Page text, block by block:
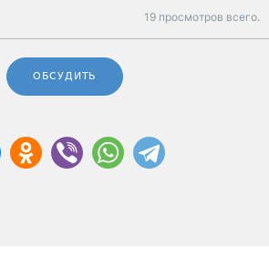
19 просмотров всего.
ОБСУДИТЬ